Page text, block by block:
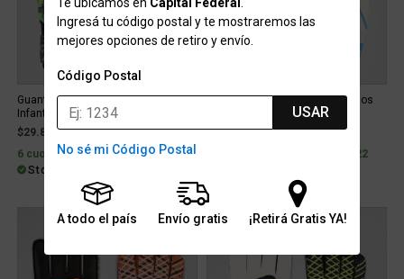
Ingresá tu código postal y te mostraremos las
mejores opciones de retiro y envío.
Código Postal
USAR
No sé mi Código Postal
A todo el país Envío gratis ¡Retirá Gratis YA!
Guantes Fútbol Goalty Raptor 8
Infantil
$29.899
6 cuotas con interés de $6.592
Stock para retiro/envío
Guantes Fútbol Dribbling Estadios
24 Racing Infantil
$12.799
6 cuotas con interés de $2.822